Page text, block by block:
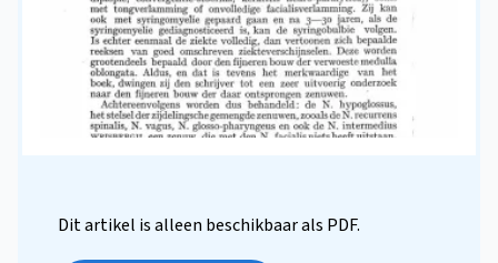
Dit artikel is alleen beschikbaar als PDF.